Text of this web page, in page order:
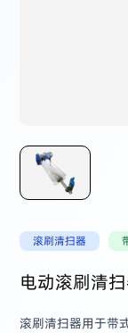
滚刷清扫器
电动滚刷清
滚刷清扫器用于带